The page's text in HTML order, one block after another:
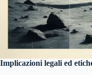
Implicazioni legali ed